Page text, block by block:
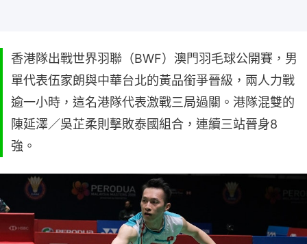
香港隊出戰世界羽聯（BWF）澳門羽毛球公開賽，男
單代表伍家朗與中華台北的黃品銜爭晉級，兩人力戰
逾一小時，這名港隊代表激戰三局過關。港隊混雙的
陳延澤／吳芷柔則擊敗泰國組合，連續三站晉身8
強。